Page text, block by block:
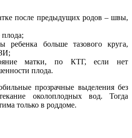
после предыдущих родов – швы,
плода;
ребенка больше тазового круга,
матки, по КТГ, если нет
плода.
прозрачные выделения без
околоплодных вод. Тогда
только в роддоме.